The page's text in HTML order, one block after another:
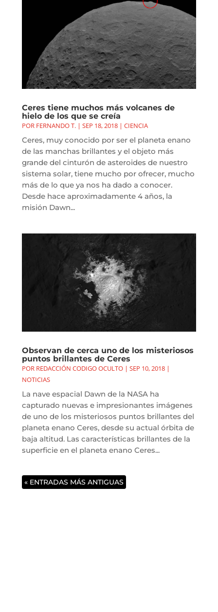
Ceres tiene muchos más volcanes de
hielo de los que se creía
POR FERNANDO T.| SEP 18, 2018| CIENCIA
Ceres, muy conocido por ser el planeta enano
de las manchas brillantes y el objeto más
grande del cinturón de asteroides de nuestro
sistema solar, tiene mucho por ofrecer, mucho
más de lo que ya nos ha dado a conocer.
Desde hace aproximadamente 4 años, la
misión Dawn...
Observan de cerca uno de los misteriosos
puntos brillantes de Ceres
POR REDACCIÓN CODIGO OCULTO| SEP 10, 2018|
NOTICIAS
La nave espacial Dawn de la NASA ha
capturado nuevas e impresionantes imágenes
de uno de los misteriosos puntos brillantes del
planeta enano Ceres, desde su actual órbita de
baja altitud. Las características brillantes de la
superficie en el planeta enano Ceres...
« ENTRADAS MÁS ANTIGUAS